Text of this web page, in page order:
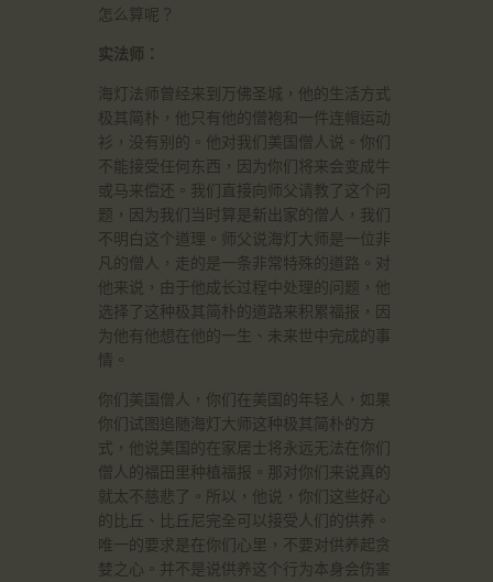
怎么算呢？
实法师：
海灯法师曾经来到万佛圣城，他的生活方式
极其简朴，他只有他的僧袍和一件连帽运动
衫，没有别的。他对我们美国僧人说。你们
不能接受任何东西，因为你们将来会变成牛
或马来偿还。我们直接向师父请教了这个问
题，因为我们当时算是新出家的僧人，我们
不明白这个道理。师父说海灯大师是一位非
凡的僧人，走的是一条非常特殊的道路。对
他来说，由于他成长过程中处理的问题，他
选择了这种极其简朴的道路来积累福报，因
为他有他想在他的一生、未来世中完成的事
情。
你们美国僧人，你们在美国的年轻人，如果
你们试图追随海灯大师这种极其简朴的方
式，他说美国的在家居士将永远无法在你们
僧人的福田里种植福报。那对你们来说真的
就太不慈悲了。所以，他说，你们这些好心
的比丘、比丘尼完全可以接受人们的供养。
唯一的要求是在你们心里，不要对供养起贪
婪之心。并不是说供养这个行为本身会伤害